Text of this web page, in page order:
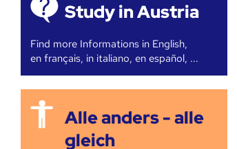
Study in Austria
Find more Informations in English,
en français, in italiano, en español, ...
Alle anders - alle
gleich